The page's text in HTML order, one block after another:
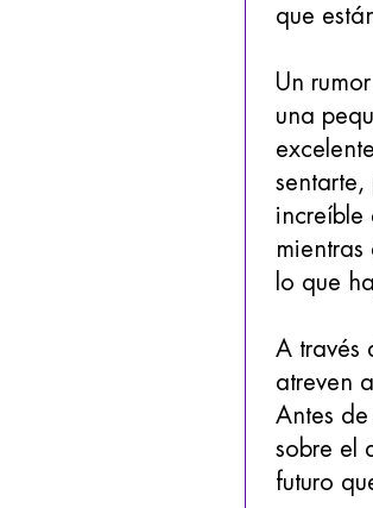
que
Un
una
increíble
lo que
A través
atreven
Antes
sobre el
futuro